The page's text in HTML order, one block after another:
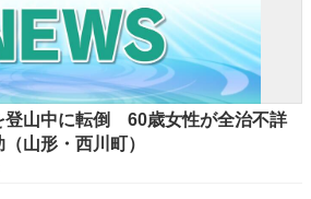
登山中に転倒 60歳女性が全治不詳
助（山形・西川町）